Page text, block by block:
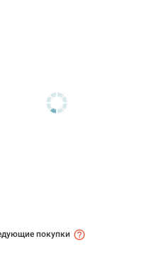
покупки